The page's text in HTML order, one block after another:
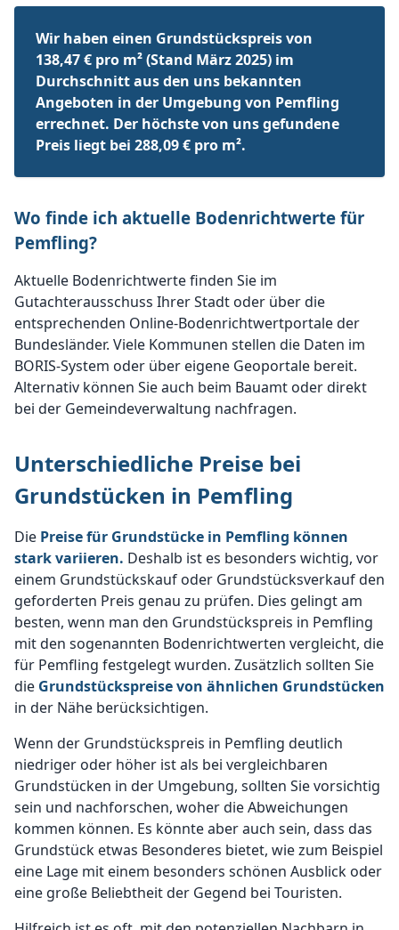
Wir haben einen Grundstückspreis von
138,47 € pro m² (Stand März 2025) im
Durchschnitt aus den uns bekannten
Angeboten in der Umgebung von Pemfling
errechnet. Der höchste von uns gefundene
Preis liegt bei 288,09 € pro m².
Wo finde ich aktuelle Bodenrichtwerte für
Pemfling?
Aktuelle Bodenrichtwerte finden Sie im
Gutachterausschuss Ihrer Stadt oder über die
entsprechenden Online-Bodenrichtwertportale der
Bundesländer. Viele Kommunen stellen die Daten im
BORIS-System oder über eigene Geoportale bereit.
Alternativ können Sie auch beim Bauamt oder direkt
bei der Gemeindeverwaltung nachfragen.
Unterschiedliche Preise bei
Grundstücken in Pemfling
Die Preise für Grundstücke in Pemfling können
stark variieren. Deshalb ist es besonders wichtig, vor
einem Grundstückskauf oder Grundstücksverkauf den
geforderten Preis genau zu prüfen. Dies gelingt am
besten, wenn man den Grundstückspreis in Pemfling
mit den sogenannten Bodenrichtwerten vergleicht, die
für Pemfling festgelegt wurden. Zusätzlich sollten Sie
die Grundstückspreise von ähnlichen Grundstücken
in der Nähe berücksichtigen.
Wenn der Grundstückspreis in Pemfling deutlich
niedriger oder höher ist als bei vergleichbaren
Grundstücken in der Umgebung, sollten Sie vorsichtig
sein und nachforschen, woher die Abweichungen
kommen können. Es könnte aber auch sein, dass das
Grundstück etwas Besonderes bietet, wie zum Beispiel
eine Lage mit einem besonders schönen Ausblick oder
eine große Beliebtheit der Gegend bei Touristen.